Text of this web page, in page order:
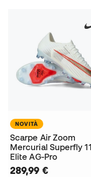
NOVITÀ
Scarpe Air Zoom
Mercurial Superfly 11
Elite AG-Pro
289,99 €